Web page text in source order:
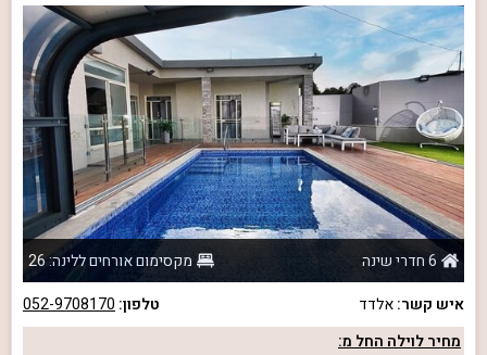
6 חדרי שינה
מקסימום אורחים ללינה: 26
איש קשר:אלדד טלפון: 052-9708170
מחיר לוילה החל מ: